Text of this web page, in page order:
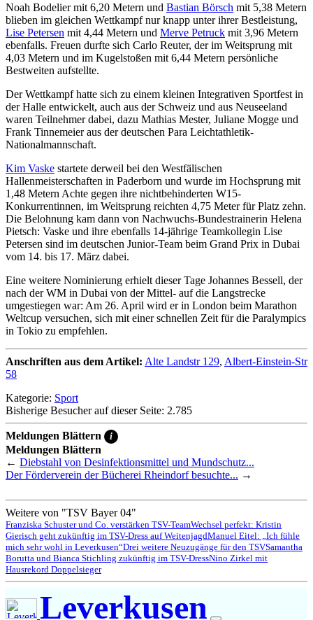
Noah Bodelier mit 6,20 Metern und Bastian Börsch mit 5,38 Metern
blieben im gleichen Wettkampf nur knapp unter ihrer Bestleistung,
Lise Petersen mit 4,44 Metern und Merve Petruck mit 3,96 Metern
ebenfalls. Freuen durfte sich Carlo Reuter, der im Weitsprung mit
4,03 Metern und im Kugelstoßen mit 6,44 Metern persönliche
Bestweiten aufstellte.
Der Wettkampf hatte sich zu einem kleinen Integrativen Sportfest in
der Halle entwickelt, auch aus der Schweiz und aus Neuseeland
waren Teilnehmer dabei, dazu Mathias Mester, Juliane Mogge und
Frank Tinnemeier aus der deutschen Para Leichtathletik-
Nationalmannschaft.
Kim Vaske startete derweil bei den Westfälischen
Hallenmeisterschaften in Paderborn und wurde im Hochsprung mit
1,48 Metern Achte gegen ihre nichtbehinderten W15-
Konkurrentinnen, im Weitsprung reichten 4,75 Meter für Platz zehn.
Die Belohnung kam dann von Nachwuchs-Bundestrainerin Helena
Pietsch: Vaske und ihre ebenfalls 14-jährige Teamkollegin Lise
Petersen sind im deutschen Junior-Team beim Grand Prix in Dubai
vom 14. bis 17. März dabei.
Eine weitere Nominierung erhielt dieser Tage Johannes Bessell, der
nach der WM in Dubai von der Mittel- auf die Langstrecke
umgestiegen war: Am 26. April wird er in London beim Marathon
Weltcup versuchen, sich mit einer schnellen Zeit für die Paralympics
in Tokio zu empfehlen.
Anschriften aus dem Artikel: Alte Landstr 129, Albert-Einstein-Str
58
Kategorie: Sport
Bisherige Besucher auf dieser Seite: 2.785
Meldungen Blättern i
Meldungen Blättern
← Diebstahl von Desinfektionsmittel und Mundschutz...
Der Förderverein der Bücherei Rheindorf besuchte... →
Weitere von "TSV Bayer 04"
Franziska Schuster und Co. verstärken TSV-TeamWechsel perfekt: Kristin
Gierisch geht zukünftig im TSV-Dress auf WeitenjagdManuel Eitel: „Ich fühle
mich sehr wohl in Leverkusen“Drei weitere Neuzugänge für den TSVSamantha
Borutta und Bianca Stichling zukünftig im TSV-DressNino Zirkel mit
Hausrekord Doppelsieger
Leverkusen